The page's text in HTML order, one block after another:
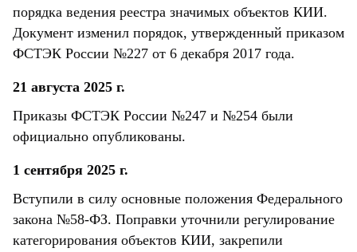
порядка ведения реестра значимых объектов КИИ.
Документ изменил порядок, утвержденный приказом
ФСТЭК России №227 от 6 декабря 2017 года.
21 августа 2025 г.
Приказы ФСТЭК России №247 и №254 были
официально опубликованы.
1 сентября 2025 г.
Вступили в силу основные положения Федерального
закона №58-ФЗ. Поправки уточнили регулирование
категорирования объектов КИИ, закрепили